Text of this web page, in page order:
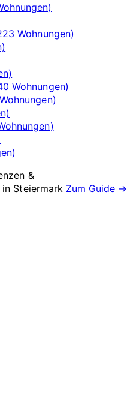
Wohnungen)
Wohnungen)
&
in Steiermark Zum Guide →